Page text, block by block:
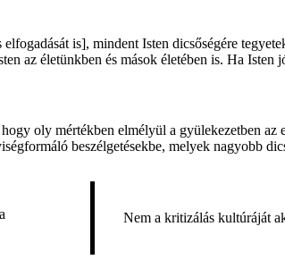
is], mindent Isten dicsőségére
az életünkben és mások életében is. Ha Isten
oly mértékben elmélyül a gyülekezetben az
beszélgetésekbe, melyek nagyobb
Nem a kritizálás kultúráját